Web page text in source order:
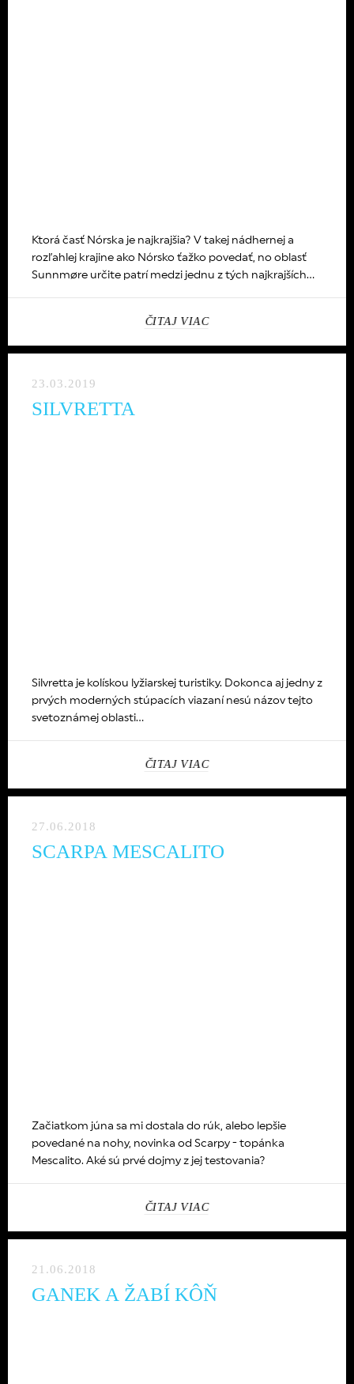
Ktorá časť Nórska je najkrajšia? V takej nádhernej a
rozľahlej krajine ako Nórsko ťažko povedať, no oblasť
Sunnmøre určite patrí medzi jednu z tých najkrajších...
ČITAJ VIAC
23.03.2019
SILVRETTA
Silvretta je kolískou lyžiarskej turistiky. Dokonca aj jedny z
prvých moderných stúpacích viazaní nesú názov tejto
svetoznámej oblasti...
ČITAJ VIAC
27.06.2018
SCARPA MESCALITO
Začiatkom júna sa mi dostala do rúk, alebo lepšie
povedané na nohy, novinka od Scarpy - topánka
Mescalito. Aké sú prvé dojmy z jej testovania?
ČITAJ VIAC
21.06.2018
GANEK A ŽABÍ KÔŇ